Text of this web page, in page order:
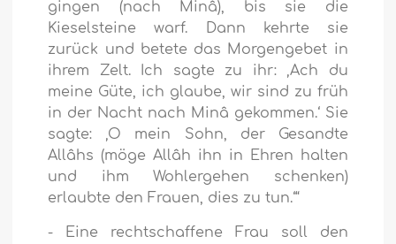
gingen (nach Minâ), bis sie die
Kieselsteine warf. Dann kehrte sie
zurück und betete das Morgengebet in
ihrem Zelt. Ich sagte zu ihr: ‚Ach du
meine Güte, ich glaube, wir sind zu früh
in der Nacht nach Minâ gekommen.‘ Sie
sagte: ‚O mein Sohn, der Gesandte
Allâhs (möge Allâh ihn in Ehren halten
und ihm Wohlergehen schenken)
erlaubte den Frauen, dies zu tun.‘“
- Eine rechtschaffene Frau soll den